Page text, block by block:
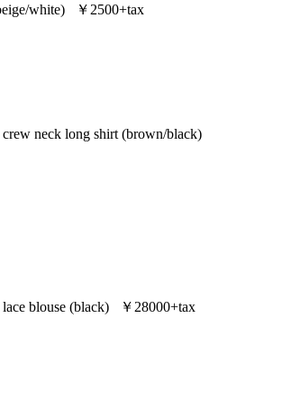
white) ￥2500+tax
neck long shirt (brown/black)
blouse (black) ￥28000+tax